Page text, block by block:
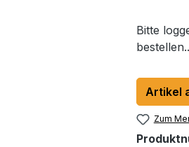
Bitte
bestellen..
Artikel
Zum